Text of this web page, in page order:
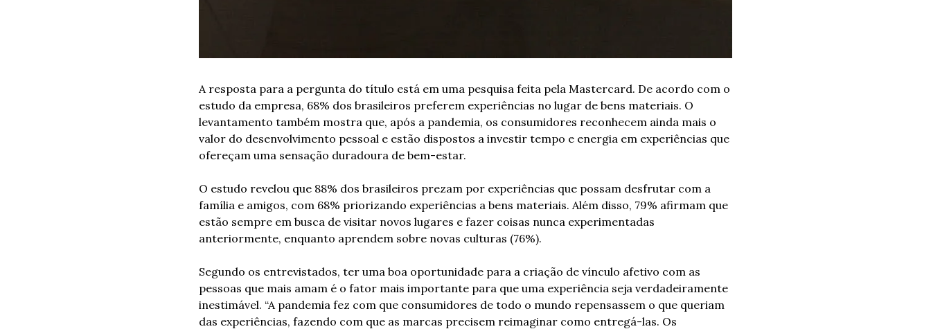
A resposta para a pergunta do título está em uma pesquisa feita pela Mastercard. De acordo com o
estudo da empresa, 68% dos brasileiros preferem experiências no lugar de bens materiais. O
levantamento também mostra que, após a pandemia, os consumidores reconhecem ainda mais o
valor do desenvolvimento pessoal e estão dispostos a investir tempo e energia em experiências que
ofereçam uma sensação duradoura de bem-estar.
O estudo revelou que 88% dos brasileiros prezam por experiências que possam desfrutar com a
família e amigos, com 68% priorizando experiências a bens materiais. Além disso, 79% afirmam que
estão sempre em busca de visitar novos lugares e fazer coisas nunca experimentadas
anteriormente, enquanto aprendem sobre novas culturas (76%).
Segundo os entrevistados, ter uma boa oportunidade para a criação de vínculo afetivo com as
pessoas que mais amam é o fator mais importante para que uma experiência seja verdadeiramente
inestimável. “A pandemia fez com que consumidores de todo o mundo repensassem o que queriam
das experiências, fazendo com que as marcas precisem reimaginar como entregá-las. Os